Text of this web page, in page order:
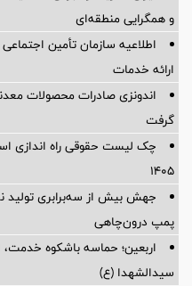
و همگرایی منطقه‌ای
اطلاعیه سازمان تأمین
ارائه خدمات
اندونزی صادرات محصولات
گرفت
چک لیست حقوقی راه اندازی
۱۴۰۵
جهش بیش از سه‌برابری
پمپ درون‌چاهی
اربعین؛ حماسه باشکوه
سیدالشهدا (ع)